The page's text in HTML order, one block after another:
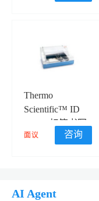
Thermo
Scientific™ ID
Scribe 标签书写
仪
面议 咨询
AI Agent